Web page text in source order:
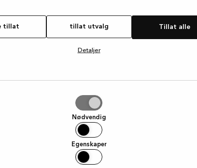
tillat tillat utvalg Tillat alle
Detaljer
Nødvendig
Egenskaper